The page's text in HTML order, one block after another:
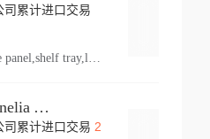
累计进口交易
Russell James Cornelia Arlington Va
累计进口交易 2